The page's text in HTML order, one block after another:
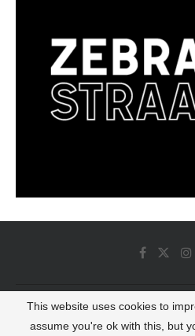
© 2022 - Luminous Dash
This website uses cookies to
assume you're ok with this, but